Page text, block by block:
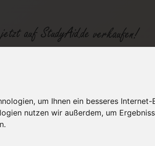
um Ihnen ein besseres
nutzen wir außerdem, um
Kategorien